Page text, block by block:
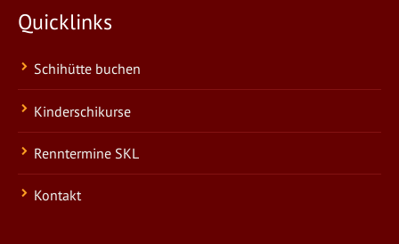
Quicklinks
Schihütte buchen
Kinderschikurse
Renntermine SKL
Kontakt